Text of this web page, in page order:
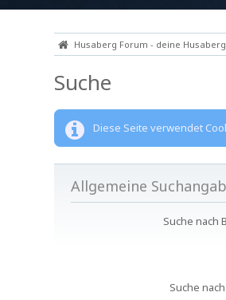
Husaberg Forum - deine
Suche
Diese Seite verwendet
Allgemeine
Suche nach
Suche